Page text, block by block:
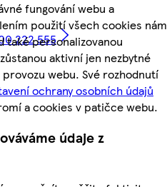
fungování webu a
použití všech cookies nám
také personalizovanou
aktivní jen nezbytné
webu. Své rozhodnutí
ochrany osobních údajů
a cookies v patičce webu.
údaje z
222 555